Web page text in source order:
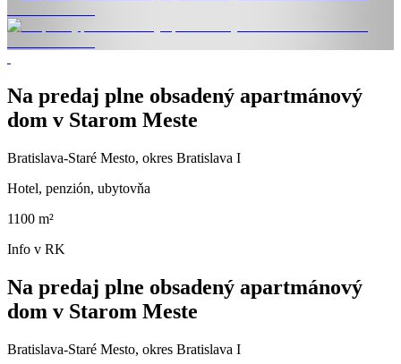
Na predaj plne obsadený apartmánový
dom v Starom Meste
Bratislava-Staré Mesto, okres Bratislava I
Hotel, penzión, ubytovňa
1100 m²
Info v RK
Na predaj plne obsadený apartmánový
dom v Starom Meste
Bratislava-Staré Mesto, okres Bratislava I